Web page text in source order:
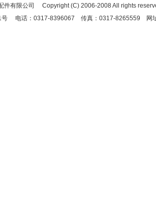
件有限公司 Copyright (C) 2006-2008 All rights
号 电话：0317-8396067 传真：0317-8265559 网